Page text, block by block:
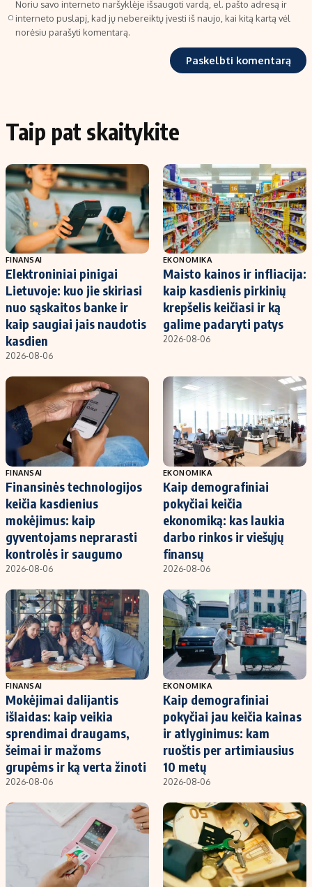
Noriu savo interneto naršyklėje išsaugoti vardą, el. pašto adresą ir
interneto puslapį, kad jų nebereiktų įvesti iš naujo, kai kitą kartą vėl
norėsiu parašyti komentarą.
Taip pat skaitykite
FINANSAI
Elektroniniai pinigai
Lietuvoje: kuo jie skiriasi
nuo sąskaitos banke ir
kaip saugiai jais naudotis
kasdien
2026-08-06
EKONOMIKA
Maisto kainos ir infliacija:
kaip kasdienis pirkinių
krepšelis keičiasi ir ką
galime padaryti patys
2026-08-06
FINANSAI
Finansinės technologijos
keičia kasdienius
mokėjimus: kaip
gyventojams neprarasti
kontrolės ir saugumo
2026-08-06
EKONOMIKA
Kaip demografiniai
pokyčiai keičia
ekonomiką: kas laukia
darbo rinkos ir viešųjų
finansų
2026-08-06
FINANSAI
Mokėjimai dalijantis
išlaidas: kaip veikia
sprendimai draugams,
šeimai ir mažoms
grupėms ir ką verta žinoti
2026-08-06
EKONOMIKA
Kaip demografiniai
pokyčiai jau keičia kainas
ir atlyginimus: kam
ruoštis per artimiausius
10 metų
2026-08-06